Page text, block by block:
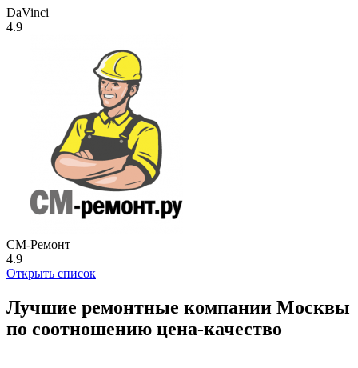
DaVinci
4.9
СМ-Ремонт
4.9
Открыть список
Лучшие ремонтные компании Москвы
по соотношению цена-качество